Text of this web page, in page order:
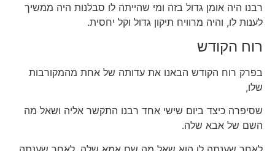
רבנו היה אומן גדול בזה ומי שהייתה לו סבלנות היה ממשיך
לענות לו, והיה מרוויח תיקון גדול וקל יחסית.
רוח הקודש
בפרק רוח הקודש הבאנו את עדותה של אחת מהמקורבות
שלו,
שסיפרה כיצד ביום שישי אחד רבנו התקשר אליה ושאל מה
השם של אבא שלה.